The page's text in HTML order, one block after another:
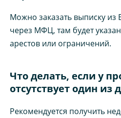
Можно заказать выписку из
через МФЦ, там будет
арестов или ограничений.
Что делать, если у
отсутствует один из
Рекомендуется получить